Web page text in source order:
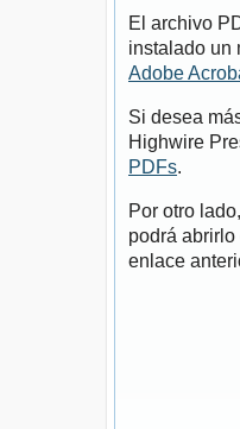
El archivo
instalado un
Adobe
Si desea
Highwire
PDFs.
Por otro
podrá
enlace